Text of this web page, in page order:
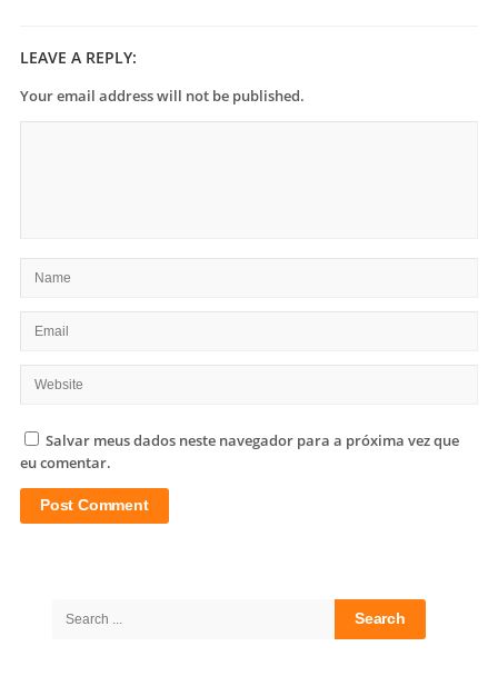
LEAVE A REPLY:
Your email address will not be published.
Salvar meus dados neste navegador para a próxima vez que
eu comentar.
Search